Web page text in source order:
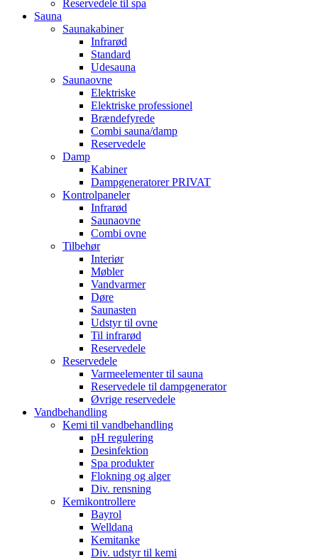
Reservedele til spa
Sauna
Saunakabiner
Infrarød
Standard
Udesauna
Saunaovne
Elektriske
Elektriske professionel
Brændefyrede
Combi sauna/damp
Reservedele
Damp
Kabiner
Dampgeneratorer PRIVAT
Kontrolpaneler
Infrarød
Saunaovne
Combi ovne
Tilbehør
Interiør
Møbler
Vandvarmer
Døre
Saunasten
Udstyr til ovne
Til infrarød
Reservedele
Reservedele
Varmeelementer til sauna
Reservedele til dampgenerator
Øvrige reservedele
Vandbehandling
Kemi til vandbehandling
pH regulering
Desinfektion
Spa produkter
Flokning og alger
Div. rensning
Kemikontrollere
Bayrol
Welldana
Kemitanke
Div. udstyr til kemi